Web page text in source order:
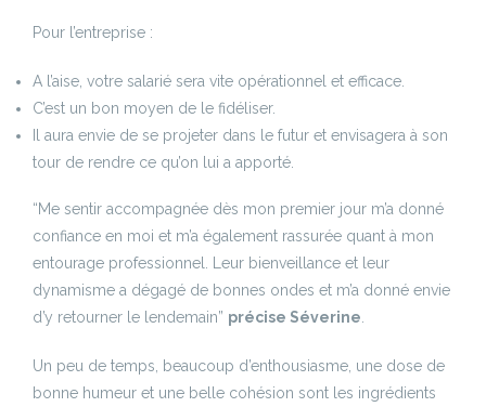
Pour l’entreprise :
A l’aise, votre salarié sera vite opérationnel et efficace.
C’est un bon moyen de le fidéliser.
Il aura envie de se projeter dans le futur et envisagera à son
tour de rendre ce qu’on lui a apporté.
“Me sentir accompagnée dès mon premier jour m’a donné
confiance en moi et m’a également rassurée quant à mon
entourage professionnel. Leur bienveillance et leur
dynamisme a dégagé de bonnes ondes et m’a donné envie
d’y retourner le lendemain” précise Séverine
Un peu de temps, beaucoup d’enthousiasme, une dose de
bonne humeur et une belle cohésion sont les ingrédients